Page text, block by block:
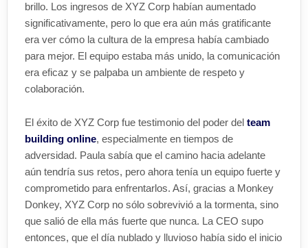
brillo. Los ingresos de XYZ Corp habían aumentado
significativamente, pero lo que era aún más gratificante
era ver cómo la cultura de la empresa había cambiado
para mejor. El equipo estaba más unido, la comunicación
era eficaz y se palpaba un ambiente de respeto y
colaboración.
El éxito de XYZ Corp fue testimonio del poder del team
building online, especialmente en tiempos de
adversidad. Paula sabía que el camino hacia adelante
aún tendría sus retos, pero ahora tenía un equipo fuerte y
comprometido para enfrentarlos. Así, gracias a Monkey
Donkey, XYZ Corp no sólo sobrevivió a la tormenta, sino
que salió de ella más fuerte que nunca. La CEO supo
entonces, que el día nublado y lluvioso había sido el inicio